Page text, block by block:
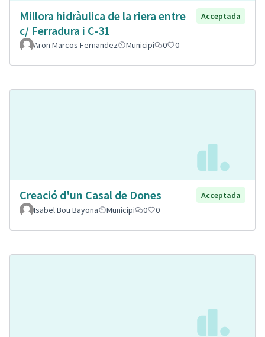
Millora hidràulica de la riera entre
c/ Ferradura i C-31
Acceptada
Aron Marcos Fernandez Municipi 0 0
Creació d'un Casal de Dones
Acceptada
Isabel Bou Bayona
Municipi 0 0